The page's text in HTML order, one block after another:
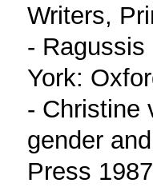
Writers,
-
York:
- Christine
gender
Press 1987